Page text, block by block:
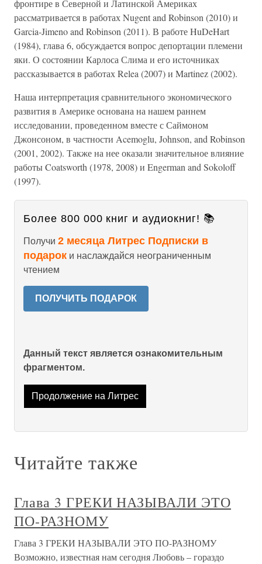
фронтире в Северной и Латинской Америках
рассматривается в работах Nugent and Robinson (2010) и
Garcia-Jimeno and Robinson (2011). В работе HuDeHart
(1984), глава 6, обсуждается вопрос депортации племени
яки. О состоянии Карлоса Слима и его источниках
рассказывается в работах Relea (2007) и Martinez (2002).
Наша интерпретация сравнительного экономического
развития в Америке основана на нашем раннем
исследовании, проведенном вместе с Саймоном
Джонсоном, в частности Acemoglu, Johnson, and Robinson
(2001, 2002). Также на нее оказали значительное влияние
работы Coatsworth (1978, 2008) и Engerman and Sokoloff
(1997).
Более 800 000 книг и аудиокниг! 📚
Получи 2 месяца Литрес Подписки в
подарок и наслаждайся неограниченным
чтением
ПОЛУЧИТЬ ПОДАРОК
Данный текст является ознакомительным
фрагментом.
Продолжение на Литрес
Читайте также
Глава 3 ГРЕКИ НАЗЫВАЛИ ЭТО
ПО-РАЗНОМУ
Глава 3 ГРЕКИ НАЗЫВАЛИ ЭТО ПО-РАЗНОМУ
Возможно, известная нам сегодня Любовь – гораздо